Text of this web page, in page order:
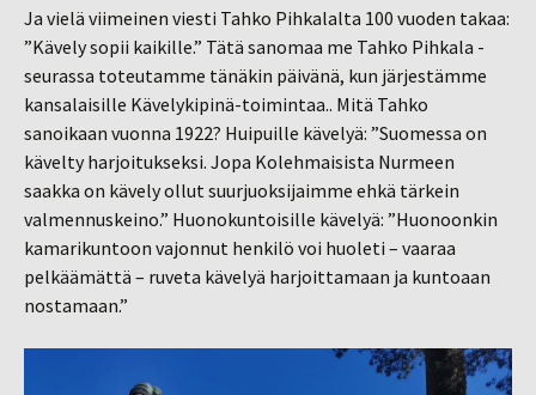
Ja vielä viimeinen viesti Tahko Pihkalalta 100 vuoden takaa:
”Kävely sopii kaikille.” Tätä sanomaa me Tahko Pihkala -
seurassa toteutamme tänäkin päivänä, kun järjestämme
kansalaisille Kävelykipinä-toimintaa.. Mitä Tahko
sanoikaan vuonna 1922? Huipuille kävelyä: ”Suomessa on
kävelty harjoitukseksi. Jopa Kolehmaisista Nurmeen
saakka on kävely ollut suurjuoksijaimme ehkä tärkein
valmennuskeino.” Huonokuntoisille kävelyä: ”Huonoonkin
kamarikuntoon vajonnut henkilö voi huoleti – vaaraa
pelkäämättä – ruveta kävelyä harjoittamaan ja kuntoaan
nostamaan.”